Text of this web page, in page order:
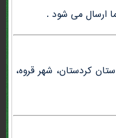
ارسال می شود .
کردستان، شهر قروه،